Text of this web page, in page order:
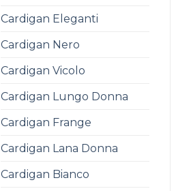
Cardigan Eleganti
Cardigan Nero
Cardigan Vicolo
Cardigan Lungo Donna
Cardigan Frange
Cardigan Lana Donna
Cardigan Bianco